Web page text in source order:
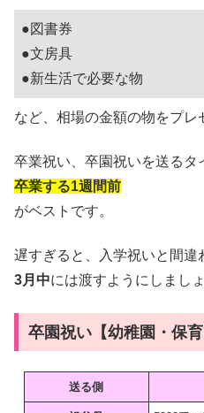
●図書券
●文房具
●新生活で必要な物
など、相場の金額の物をプレ
卒業祝い、卒園祝いを送るタ
卒業する1週間前
がベストです。
遅すぎると、入学祝いと間違
3月中には渡すようにしましょ
卒園祝い【幼稚園・保
送る側